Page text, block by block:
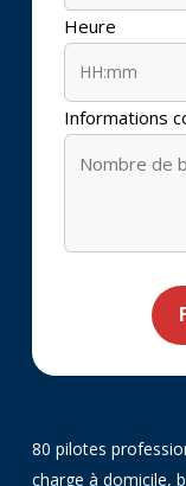
Heure
Informations
80 pilotes
charge à domicile,